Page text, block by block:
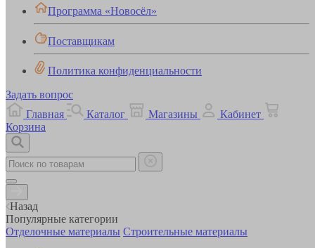
Программа «Новосёл»
Поставщикам
Политика конфиденциальности
Задать вопрос
Главная
Каталог Магазины
Кабинет
Корзина
Назад
Популярные категории
Отделочные материалы Строительные материалы